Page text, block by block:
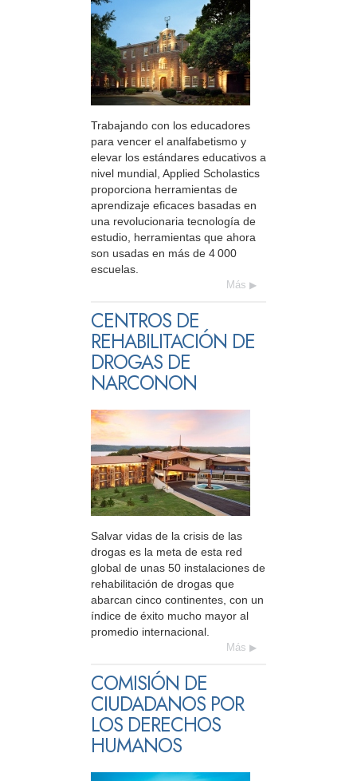
Trabajando con los educadores
para vencer el analfabetismo y
elevar los estándares educativos a
nivel mundial, Applied Scholastics
proporciona herramientas de
aprendizaje eficaces basadas en
una revolucionaria tecnología de
estudio, herramientas que ahora
son usadas en más de 4 000
escuelas.
Más
CENTROS DE
REHABILITACIÓN DE
DROGAS DE
NARCONON
Salvar vidas de la crisis de las
drogas es la meta de esta red
global de unas 50 instalaciones de
rehabilitación de drogas que
abarcan cinco continentes, con un
índice de éxito mucho mayor al
promedio internacional.
Más
COMISIÓN DE
CIUDADANOS POR
LOS DERECHOS
HUMANOS